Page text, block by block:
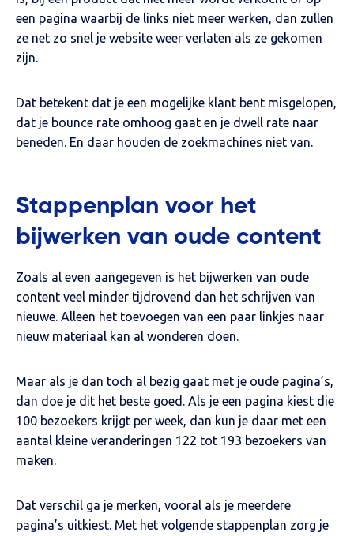
een pagina waarbij de links niet meer werken, dan zullen
ze net zo snel je website weer verlaten als ze gekomen
zijn.
Dat betekent dat je een mogelijke klant bent misgelopen,
dat je bounce rate omhoog gaat en je dwell rate naar
beneden. En daar houden de zoekmachines niet van.
Stappenplan voor het
bijwerken van oude content
Zoals al even aangegeven is het bijwerken van oude
content veel minder tijdrovend dan het schrijven van
nieuwe. Alleen het toevoegen van een paar linkjes naar
nieuw materiaal kan al wonderen doen.
Maar als je dan toch al bezig gaat met je oude pagina’s,
dan doe je dit het beste goed. Als je een pagina kiest die
100 bezoekers krijgt per week, dan kun je daar met een
aantal kleine veranderingen 122 tot 193 bezoekers van
maken.
Dat verschil ga je merken, vooral als je meerdere
pagina’s uitkiest. Met het volgende stappenplan zorg je